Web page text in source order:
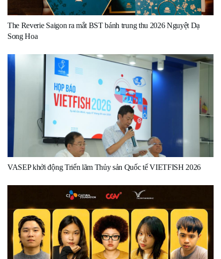
The Reverie Saigon ra mắt BST bánh trung thu 2026 Nguyệt Dạ
Song Hoa
VASEP khởi động Triển lãm Thủy sản Quốc tế VIETFISH 2026